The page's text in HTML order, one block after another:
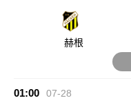
赫根
01:00 07-28